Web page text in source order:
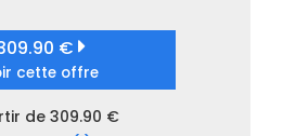
€
cette offre
de 309.90 €